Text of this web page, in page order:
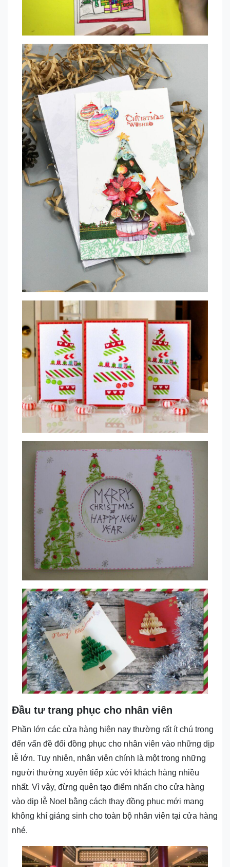
Đầu tư trang phục cho nhân viên
Phần lớn các cửa hàng hiện nay thường rất ít chú trọng
đến vấn đề đổi đồng phục cho nhân viên vào những dịp
lễ lớn. Tuy nhiên, nhân viên chính là một trong những
người thường xuyên tiếp xúc với khách hàng nhiều
nhất. Vì vậy, đừng quên tạo điểm nhấn cho cửa hàng
vào dịp lễ Noel bằng cách thay đồng phục mới mang
không khí giáng sinh cho toàn bộ nhân viên tại cửa hàng
nhé.